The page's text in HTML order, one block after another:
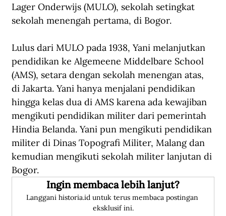
Lager Onderwijs (MULO), sekolah setingkat
sekolah menengah pertama, di Bogor.
Lulus dari MULO pada 1938, Yani melanjutkan
pendidikan ke Algemeene Middelbare School
(AMS), setara dengan sekolah menengan atas,
di Jakarta. Yani hanya menjalani pendidikan
hingga kelas dua di AMS karena ada kewajiban
mengikuti pendidikan militer dari pemerintah
Hindia Belanda. Yani pun mengikuti pendidikan
militer di Dinas Topografi Militer, Malang dan
kemudian mengikuti sekolah militer lanjutan di
Bogor.
Ingin membaca lebih lanjut?
Langgani historia.id untuk terus membaca postingan
eksklusif ini.